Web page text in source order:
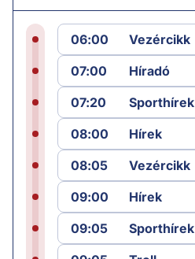
06:00
Vezércikk
07:00
Híradó
07:20
Sporthírek
08:00
Hírek
08:05
Vezércikk
09:00
Hírek
09:05
Sporthírek